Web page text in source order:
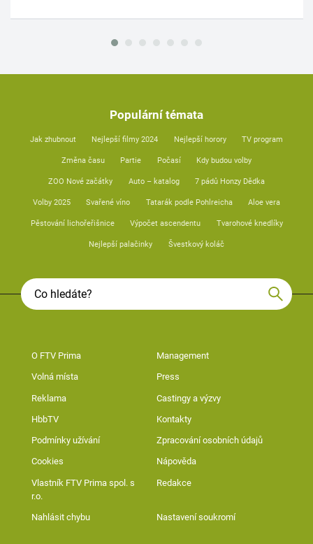
Populární témata
Jak zhubnout Nejlepší filmy 2024 Nejlepší horory TV program
Změna času Partie Počasí Kdy budou volby
ZOO Nové začátky Auto – katalog 7 pádů Honzy Dědka
Volby 2025 Svařené víno Tatarák podle Pohlreicha Aloe vera
Pěstování lichořeřišnice Výpočet ascendentu Tvarohové knedlíky
Nejlepší palačinky Švestkový koláč
O FTV Prima Management
Volná místa Press
Reklama Castingy a výzvy
HbbTV Kontakty
Podmínky užívání Zpracování osobních údajů
Cookies Nápověda
Vlastník FTV Prima spol. s
r.o.
Redakce
Nahlásit chybu Nastavení soukromí